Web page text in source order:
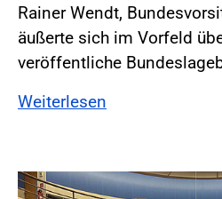
Rainer Wendt,
äußerte sich im Vorfeld
veröffentliche
Weiterlesen